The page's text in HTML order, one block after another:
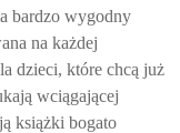
bardzo wygodny
na każdej
dzieci, które chcą już
wciągającej
książki bogato